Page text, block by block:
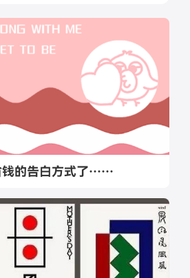
钱的告白方式了……